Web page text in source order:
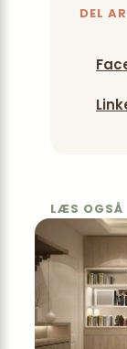
DEL
LÆS OGSÅ